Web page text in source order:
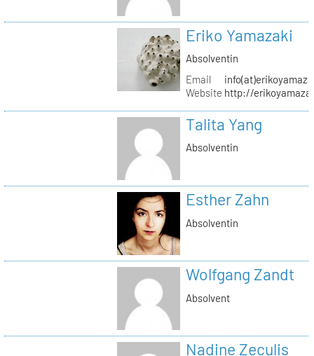
Eriko Yamazaki
Absolventin
Email
Website http://
Talita Yang
Absolventin
Esther Zahn
Absolventin
Wolfgang Zandt
Absolvent
Nadine Zeculis